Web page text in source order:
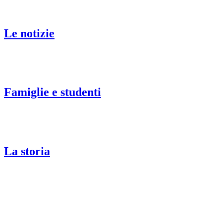
Le notizie
Famiglie e studenti
La storia